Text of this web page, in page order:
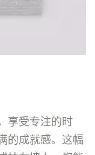
享受专注的时
的成就感。这幅